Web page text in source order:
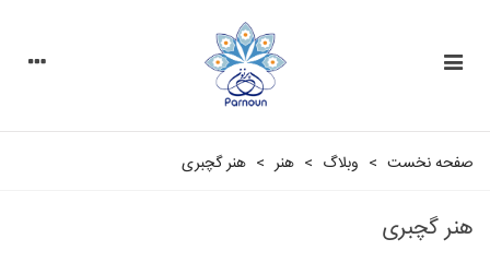
صفحه نخست > وبلاگ > هنر > هنر گچبری
هنر گچبری